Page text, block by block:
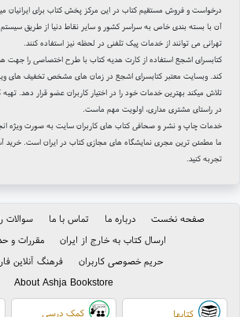
درخواست و فروش مستقیم کتاب در این مرکز پخش کتاب برای
آن با بسته بندی خاص به سراسر کشور و سایر نقاط دنیا از طریق
تهرانی می توانند از خدمات پیک تلفنی در لحظه نیز استفاده کنند.
کتابسرای اشجع استفاده از کارت هدیه کتاب با طرح اختصاصی را جهت
کند. وبسایت معتبر کتابسرای اشجع در زمان های مشخص تخفیف های
تلاش میکند بهترین خدمات خود را در اختیار کاربران عضو قرار دهد.
در راستای مشتری مداری، اولویت مهم ماست.
خدمات چاپ و نشر و صحافی کتاب های کاربران سایت به صورت ویژه
ما مطمئن ترین مجری نمایشگاه های مجازی کتاب در ایران است. خرید
تجربه کنید.
صفحه نخست درباره ما تماس با ما سوالات
ارسال کتاب به خارج از ایران
مقررات و
حریم خصوصی کاربران
فرهنگ آنلاین
About Ashja Bookstore
کتابها کمک درسی